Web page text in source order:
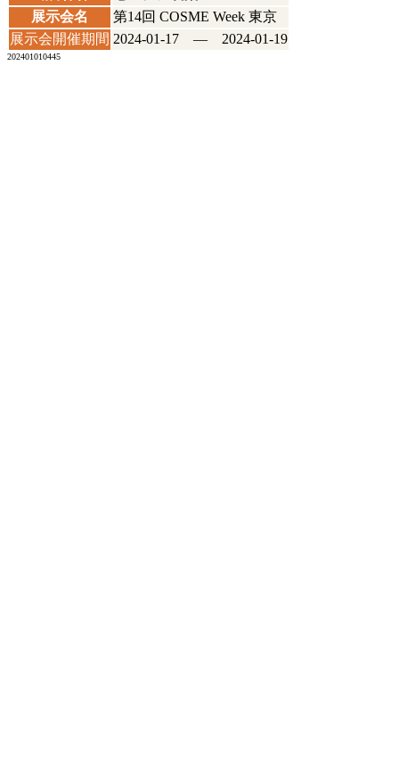
展示会名
第14回 COSME Week 東京
展示会開催期間 2024-01-17 ― 2024-01-19
202401010445